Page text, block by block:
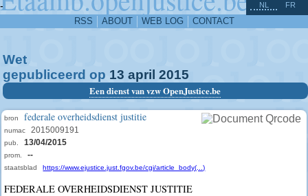
-
RSS ABOUT WEB LOG CONTACT
NL FR
Wet
gepubliceerd op 13 april 2015
Een dienst van vzw OpenJustice.be
bron federale overheidsdienst justitie
numac 2015009191
pub. 13/04/2015
prom. --
staatsblad https://www.ejustice.just.fgov.be/cgi/article_body(...)
FEDERALE OVERHEIDSDIENST JUSTITIE
^